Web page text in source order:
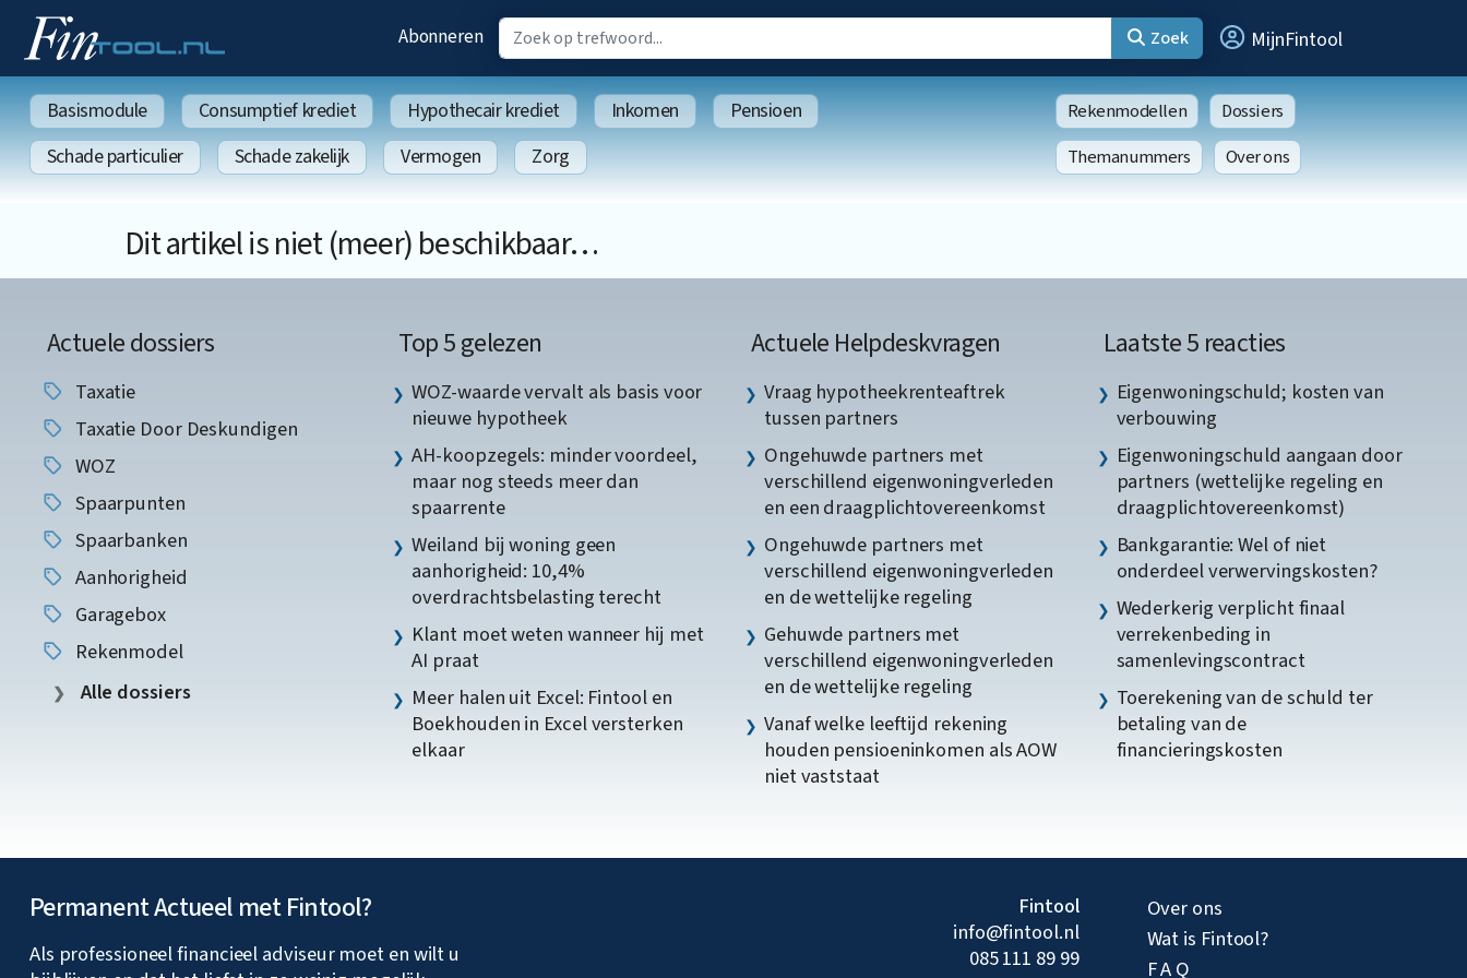
Abonneren Zoek MijnFintool
Basismodule Consumptief krediet Hypothecair krediet Inkomen
Pensioen
Schade particulier
Schade zakelijk Vermogen Zorg
Rekenmodellen
Dossiers
Themanummers
Over ons
Dit artikel is niet (meer) beschikbaar…
Actuele dossiers
Taxatie
Taxatie Door Deskundigen
WOZ
Spaarpunten
Spaarbanken
Aanhorigheid
Garagebox
Rekenmodel
Alle dossiers
Top 5 gelezen
WOZ-waarde vervalt als basis voor
nieuwe hypotheek
AH-koopzegels: minder voordeel,
maar nog steeds meer dan
spaarrente
Weiland bij woning geen
aanhorigheid: 10,4%
overdrachtsbelasting terecht
Klant moet weten wanneer hij met
AI praat
Meer halen uit Excel: Fintool en
Boekhouden in Excel versterken
elkaar
Actuele Helpdeskvragen
Vraag hypotheekrenteaftrek
tussen partners
Ongehuwde partners met
verschillend eigenwoningverleden
en een draagplichtovereenkomst
Ongehuwde partners met
verschillend eigenwoningverleden
en de wettelijke regeling
Gehuwde partners met
verschillend eigenwoningverleden
en de wettelijke regeling
Vanaf welke leeftijd rekening
houden pensioeninkomen als AOW
niet vaststaat
Laatste 5 reacties
Eigenwoningschuld; kosten van
verbouwing
Eigenwoningschuld aangaan door
partners (wettelijke regeling en
draagplichtovereenkomst)
Bankgarantie: Wel of niet
onderdeel verwervingskosten?
Wederkerig verplicht finaal
verrekenbeding in
samenlevingscontract
Toerekening van de schuld ter
betaling van de
financieringskosten
Permanent Actueel met Fintool?
Als professioneel financieel adviseur moet en wilt u
Fintool
info@fintool.nl
085 111 89 99
Over ons
Wat is Fintool?
F A Q